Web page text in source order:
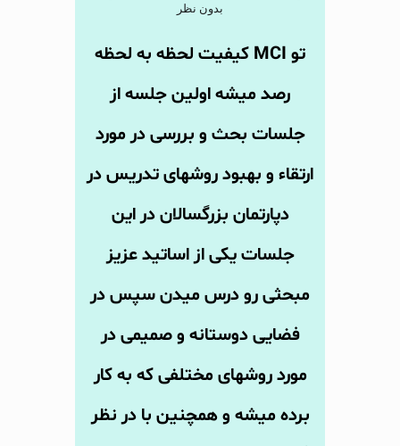
بدون نظر
تو MCI کیفیت لحظه به لحظه
رصد میشه اولین جلسه از
جلسات بحث و بررسی در مورد
ارتقاء و بهبود روشهای تدریس در
دپارتمان بزرگسالان در این
جلسات یکی از اساتید عزیز
مبحثی رو درس میدن سپس در
فضایی دوستانه و صمیمی در
مورد روشهای مختلفی که به کار
برده میشه و همچنین با در نظر